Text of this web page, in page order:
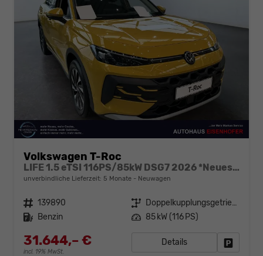
Volkswagen T-Roc
LIFE 1.5 eTSI 116PS/85kW DSG7 2026 *Neues Modell*
unverbindliche Lieferzeit: 5 Monate Neuwagen
Fahrzeugnr. 139890 Getriebe
Doppelkupplungsgetriebe (DSG)
Kraftstoff Benzin Leistung 85 kW (116 PS)
31.644,– €
incl. 19% MwSt.
Details